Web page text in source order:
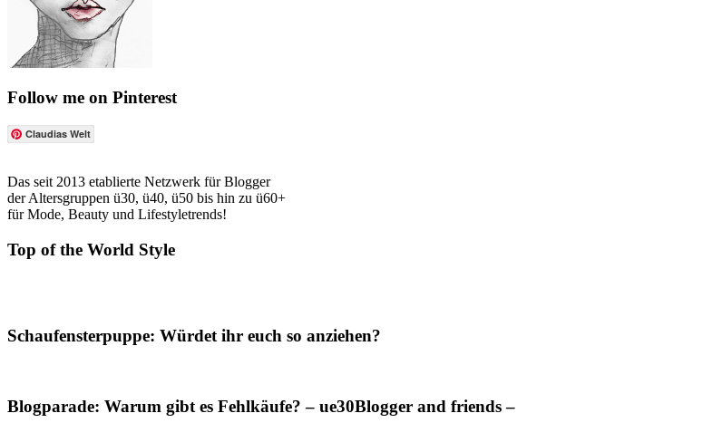
Follow me on Pinterest
Claudias Welt
Das seit 2013 etablierte Netzwerk für Blogger
der Altersgruppen ü30, ü40, ü50 bis hin zu ü60+
für Mode, Beauty und Lifestyletrends!
Top of the World Style
Schaufensterpuppe: Würdet ihr euch so anziehen?
Blogparade: Warum gibt es Fehlkäufe? – ue30Blogger and friends –